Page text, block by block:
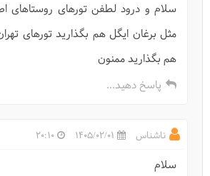
سلام و درود لطفن تورهای روستاهای
مثل برغان ایگل هم بگذارید تورهای
هم بگذارید ممنون
پاسخ دهید...
ناشناس 1405/02/01
20:10
سلام